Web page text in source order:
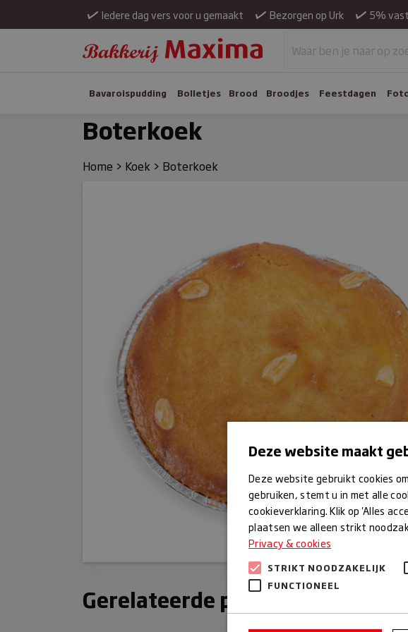
Iedere dag vers voor u gemaakt Bezorgen op Urk 5%
Bavaroispudding Bolletjes Brood Broodjes Feestdagen
Boterkoek
Home > Koek > Boterkoek
Gerelateerde producten
Deze website maakt
Deze website gebruikt cookies
gebruiken, stemt u in met alle
cookieverklaring. Klik op 'Alles
plaatsen we alleen strikt
Privacy & cookies
STRIKT NOODZAKELIJK
FUNCTIONEEL